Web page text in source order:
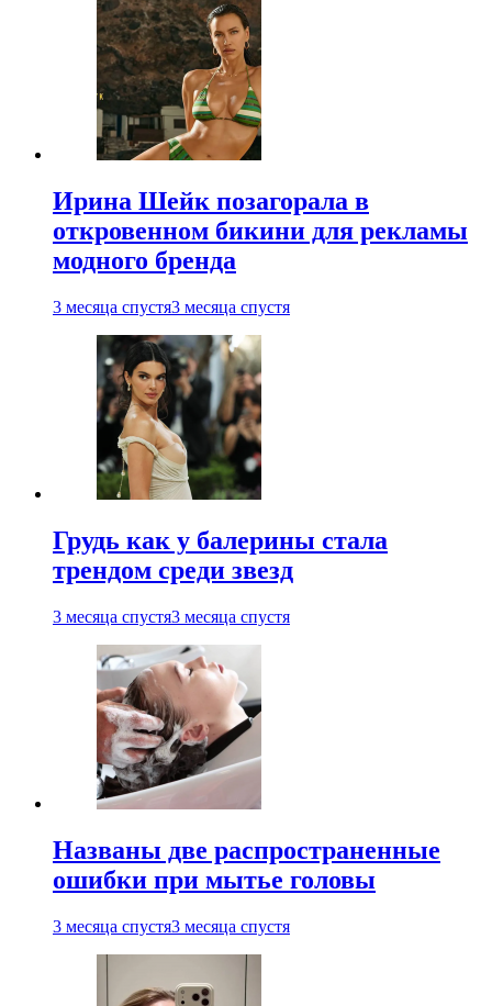
Ирина Шейк позагорала в
откровенном бикини для рекламы
модного бренда
3 месяца спустя3 месяца спустя
Грудь как у балерины стала
трендом среди звезд
3 месяца спустя3 месяца спустя
Названы две распространенные
ошибки при мытье головы
3 месяца спустя3 месяца спустя